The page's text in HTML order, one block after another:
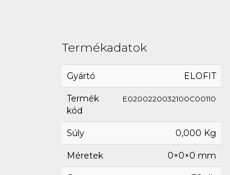
Termékadatok
Gyártó ELOFIT
Termék
kód
E0200220032100C00110
Súly 0,000 Kg
Méretek 0×0×0 mm